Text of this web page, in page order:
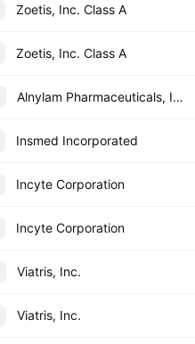
Zoetis, Inc. Class A
Zoetis, Inc. Class A
Alnylam Pharmaceuticals, Inc
Insmed Incorporated
Incyte Corporation
Incyte Corporation
Viatris, Inc.
Viatris, Inc.